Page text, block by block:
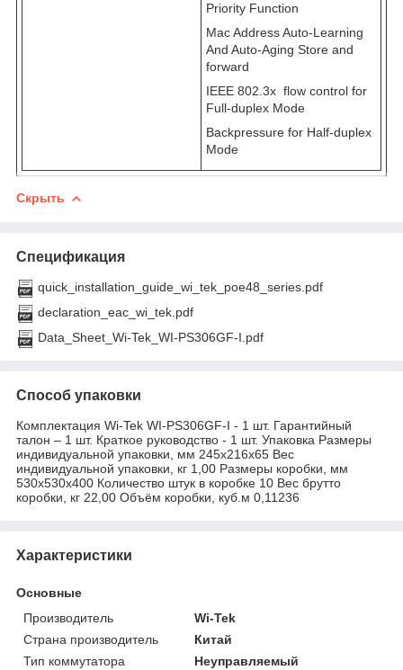
Priority Function
Mac Address Auto-Learning
And Auto-Aging Store and
forward
IEEE 802.3x flow control for
Full-duplex Mode
Backpressure for Half-duplex
Mode
Скрыть
Спецификация
quick_installation_guide_wi_tek_poe48_series.pdf
declaration_eac_wi_tek.pdf
Data_Sheet_Wi-Tek_WI-PS306GF-I.pdf
Способ упаковки
Комплектация Wi-Tek WI-PS306GF-I - 1 шт. Гарантийный
талон – 1 шт. Краткое руководство - 1 шт. Упаковка Размеры
индивидуальной упаковки, мм 245х216х65 Вес
индивидуальной упаковки, кг 1,00 Размеры коробки, мм
530х530х400 Количество штук в коробке 10 Вес брутто
коробки, кг 22,00 Объём коробки, куб.м 0,11236
Характеристики
Основные
Производитель
Wi-Tek
Страна производитель
Китай
Тип коммутатора
Неуправляемый